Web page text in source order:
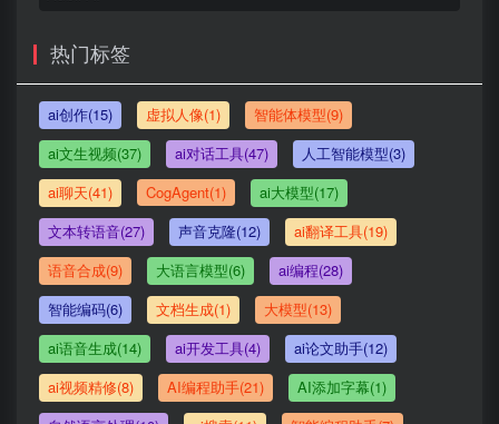
热门标签
ai创作(15) 虚拟人像(1)
智能体模型(9)
ai文生视频(37)
ai对话工具(47)
人工智能模型(3)
ai聊天(41)
CogAgent(1)
ai大模型(17)
文本转语音(27)
声音克隆(12)
ai翻译工具(19)
语音合成(9)
大语言模型(6)
ai编程(28)
智能编码(6)
文档生成(1)
大模型(13)
ai语音生成(14)
ai开发工具(4)
ai论文助手(12)
ai视频精修(8)
AI编程助手(21)
AI添加字幕(1)